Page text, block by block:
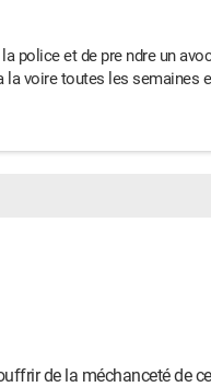
police et de pre ndre un
la voire toutes les semaines
de la méchanceté de